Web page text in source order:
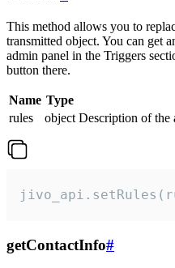
This method allows you to
transmitted object. You can get
admin panel in the Triggers
button there.
Name Type
rules
object Description of the
getContactInfo#